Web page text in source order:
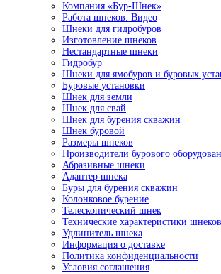
Компания «Бур-Шнек»
Работа шнеков. Видео
Шнеки для гидробуров
Изготовление шнеков
Нестандартные шнеки
Гидробур
Шнеки для ямобуров и буровых
Буровые установки
Шнек для земли
Шнек для свай
Шнек для бурения скважин
Шнек буровой
Размеры шнеков
Производители бурового
Абразивные шнеки
Адаптер шнека
Буры для бурения скважин
Колонковое бурение
Телескопический шнек
Технические характеристики шнеков
Удлинитель шнека
Информация о доставке
Политика конфиденциальности
Условия соглашения